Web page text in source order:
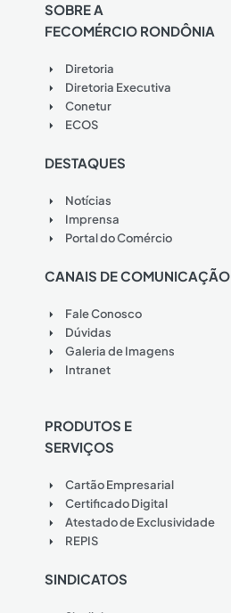
SOBRE A
FECOMÉRCIO RONDÔNIA
Diretoria
Diretoria Executiva
Conetur
ECOS
DESTAQUES
Notícias
Imprensa
Portal do Comércio
CANAIS DE COMUNICAÇÃO
Fale Conosco
Dúvidas
Galeria de Imagens
Intranet
PRODUTOS E
SERVIÇOS
Cartão Empresarial
Certificado Digital
Atestado de Exclusividade
REPIS
SINDICATOS